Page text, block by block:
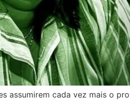
assumirem cada vez mais o